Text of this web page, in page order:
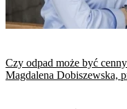
Czy odpad może być
Magdalena Dobiszewska,